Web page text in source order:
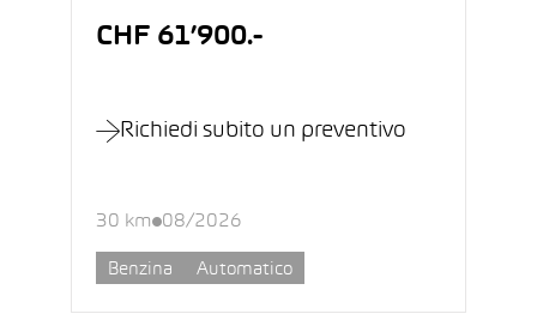
CHF 61’900.-
Richiedi subito un preventivo
30 km 08/2026
Benzina Automatico